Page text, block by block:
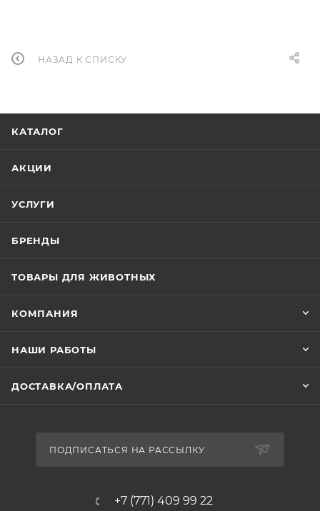
НАЗАД К СПИСКУ
КАТАЛОГ
АКЦИИ
УСЛУГИ
БРЕНДЫ
ТОВАРЫ ДЛЯ ЖИВОТНЫХ
КОМПАНИЯ
НАШИ РАБОТЫ
ДОСТАВКА/ОПЛАТА
ПОДПИСАТЬСЯ НА РАССЫЛКУ
+7 (771) 409 99 22